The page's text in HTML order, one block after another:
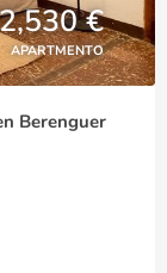
2,530 €
APARTMENTO
Berenguer